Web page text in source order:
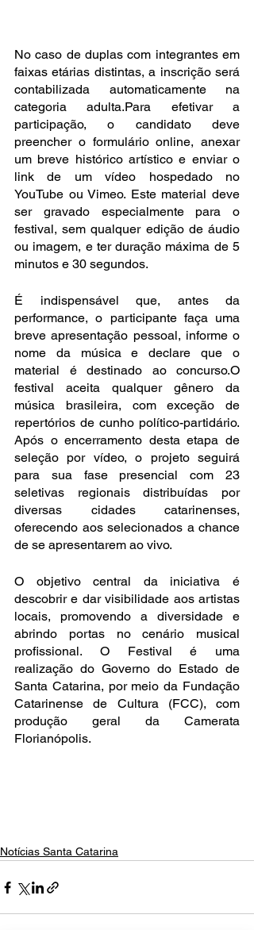
No caso de duplas com integrantes em
faixas etárias distintas, a inscrição será
contabilizada automaticamente na
categoria adulta.Para efetivar a
participação, o candidato deve
preencher o formulário online, anexar
um breve histórico artístico e enviar o
link de um vídeo hospedado no
YouTube ou Vimeo. Este material deve
ser gravado especialmente para o
festival, sem qualquer edição de áudio
ou imagem, e ter duração máxima de 5
minutos e 30 segundos.
É indispensável que, antes da
performance, o participante faça uma
breve apresentação pessoal, informe o
nome da música e declare que o
material é destinado ao concurso.O
festival aceita qualquer gênero da
música brasileira, com exceção de
repertórios de cunho político-partidário.
Após o encerramento desta etapa de
seleção por vídeo, o projeto seguirá
para sua fase presencial com 23
seletivas regionais distribuídas por
diversas cidades catarinenses,
oferecendo aos selecionados a chance
de se apresentarem ao vivo.
O objetivo central da iniciativa é
descobrir e dar visibilidade aos artistas
locais, promovendo a diversidade e
abrindo portas no cenário musical
profissional. O Festival é uma
realização do Governo do Estado de
Santa Catarina, por meio da Fundação
Catarinense de Cultura (FCC), com
produção geral da Camerata
Florianópolis.
Notícias Santa Catarina